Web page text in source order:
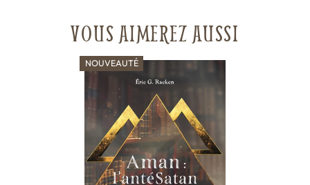
VOUS AIMEREZ AUSSI
NOUVEAUTÉ